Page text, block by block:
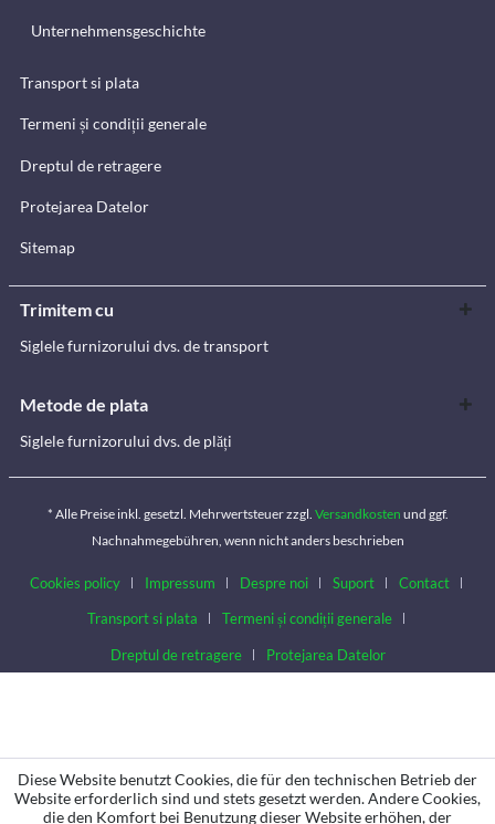
Unternehmensgeschichte
Transport si plata
Termeni și condiții generale
Dreptul de retragere
Protejarea Datelor
Sitemap
Trimitem cu
Siglele furnizorului dvs. de transport
Metode de plata
Siglele furnizorului dvs. de plăți
* Alle Preise inkl. gesetzl. Mehrwertsteuer zzgl. Versandkosten und ggf.
Nachnahmegebühren, wenn nicht anders beschrieben
Cookies policy Impressum Despre noi Suport
Contact
Transport si plata
Termeni și condiții generale
Dreptul de retragere Protejarea Datelor
Diese Website benutzt Cookies, die für den technischen Betrieb der
Website erforderlich sind und stets gesetzt werden. Andere Cookies,
die den Komfort bei Benutzung dieser Website erhöhen, der